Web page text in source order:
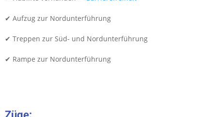
✔ Aufzug zur Nordunterführung
✔ Treppen zur Süd- und Nordunterführung
✔ Rampe zur Nordunterführung